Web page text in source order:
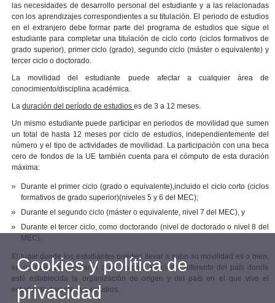
las necesidades de desarrollo personal del estudiante y a las relacionadas
con los aprendizajes correspondientes a su titulación. El periodo de estudios
en el extranjero debe formar parte del programa de estudios que sigue el
estudiante para completar una titulación de ciclo corto (ciclos formativos de
grado superior), primer ciclo (grado), segundo ciclo (máster o equivalente) y
tercer ciclo o doctorado.
La movilidad del estudiante puede afectar a cualquier área de
conocimiento/disciplina académica.
Laduración del período de estudioses de 3 a 12 meses.
Un mismo estudiante puede participar en periodos de movilidad que sumen
un total de hasta 12 meses por ciclo de estudios, independientemente del
número y el tipo de actividades de movilidad. La participación con una beca
cero de fondos de la UE también cuenta para el cómputo de esta duración
máxima:
Durante el primer ciclo (grado o equivalente),incluido el ciclo corto (ciclos
formativos de grado superior)(niveles 5 y 6 del MEC);
Durante el segundo ciclo (máster o equivalente, nivel 7 del MEC), y
Durante el tercer ciclo, como doctorando (nivel de doctorado o nivel 8 del
MEC).
El lugar donde los estudiantes pueden llevar a cabo su movilidad es o bien,
en un país del programa o en un país asociado, diferente del país donde
esté establecida la organización de origen y del país en el que vive el
estudiante durante sus estudios.
Cookies y política de
privacidad